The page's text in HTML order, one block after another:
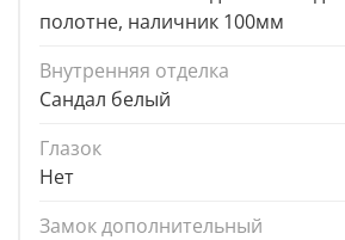
полотне, наличник 100мм
Внутренняя отделка
Сандал белый
Глазок
Нет
Замок дополнительный